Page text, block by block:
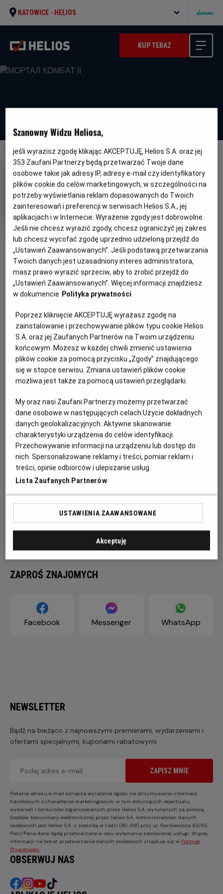
KATOWICE - HELIOS
KUP TERAZ
DUBBING WERSJA JĘZYKOWA UA
OBSERWUJ
МОРТАЛ КОМБАТ ІІ
Oryginalny
tytuł
Mortal Kombat II Gatunek
Fantasy / Akcja
15 lat
Czas
trwania
116 min
Kraj
i
rok
produkcji
USA
PREMIERA
8 maja 2026
Саймон Макквойд
OBSADA
Карл Урбан, Аделін Рудольф, Джессіка Макнемі, Джош
Ловсон, Луді Лінь, Льюїс Тан, Джо Таслім, Хіроюкі Санада
WIĘCEJ SZCZEGÓŁÓW
Від студії New Line Cinema — новий вибуховий розділ
культової франшизи, створеної за мотивами легендарної
відеогри Mortal Kombat II. Цього разу у фанатському
бойовому строю — вже з самим Джонні Кейджем —
чемпіони зіштовхуються один з одним у безжальному,
темне правління Шао Кана, що загрожує самому існуванню
Земного царства та його захисників.
ZAPROŚ ZNAJOMYCH
Facebook Messenger WhatsApp
NEWSLETTER
Bądź na bieżąco z najnowszymi premierami, wydarzeniami i
ofertami specjalnymi, kuponami rabatowymi
ZAPISZ MNIE
Podanie adresu e-mail oznacza wyrażenie zgody na otrzymywanie informacji
handlowych o charakterze marketingowym, w tym dotyczących repertuaru,
wydarzeń i konkursów organizowanych przez Helios S.A. wysyłanych za pomocą
środków komunikacji elektronicznej przez Helios S.A. Administratorem danych
osobowych jest Helios S.A. z siedzibą w Łodzi (90-318) przy ul. Sienkiewicza 82/84.
Pani/Pana dane będą przetwarzane w celu wykonania zamówionej usługi. Więcej
informacji na temat przetwarzania danych osobowych znajduje się w Polityce
Prywatności
OBSERWUJ NAS
Szanowny Widzu Heliosa,
jeśli wyrazisz zgodę klikając AKCEPTUJĘ, Helios S.A. oraz jej
353 Zaufani Partnerzy będą przetwarzać Twoje dane
osobowe takie jak adresy IP, adresy e-mail czy identyfikatory
plików cookie do celów marketingowych, w szczególności na
potrzeby wyświetlania reklam dopasowanych do Twoich
zainteresowań i preferencji w serwisach Helios S.A., jej
aplikacjach i w Internecie. Wyrażenie zgody jest dobrowolne.
Jeśli nie chcesz wyrazić zgody, chcesz ograniczyć jej zakres
lub chcesz wycofać zgodę uprzednio udzieloną przejdź do
„Ustawień Zaawansowanych”. Jeśli podstawą przetwarzania
Twoich danych jest uzasadniony interes administratora,
masz prawo wyrazić sprzeciw, aby to zrobić przejdź do
„Ustawień Zaawansowanych”. Więcej informacji znajdziesz
w dokumencie Polityka prywatności
Poprzez kliknięcie AKCEPTUJĘ wyrażasz zgodę na
zainstalowanie i przechowywanie plików typu cookie Helios
S.A. oraz jej Zaufanych Partnerów na Twoim urządzeniu
końcowym. Możesz w każdej chwili zmienić ustawienia
plików cookie za pomocą przycisku „Zgody” znajdującego
się w stopce serwisu. Zmiana ustawień plików cookie
możliwa jest także za pomocą ustawień przeglądarki.
My oraz nasi Zaufani Partnerzy możemy przetwarzać
dane osobowe w następujących celach:Użycie dokładnych
danych geolokalizacyjnych. Aktywne skanowanie
charakterystyki urządzenia do celów identyfikacji.
Przechowywanie informacji na urządzeniu lub dostęp do
nich. Spersonalizowane reklamy i treści, pomiar reklam i
treści, opinie odbiorców i ulepszanie usług.
Lista Zaufanych Partnerów
USTAWIENIA ZAAWANSOWANE
Akceptuję